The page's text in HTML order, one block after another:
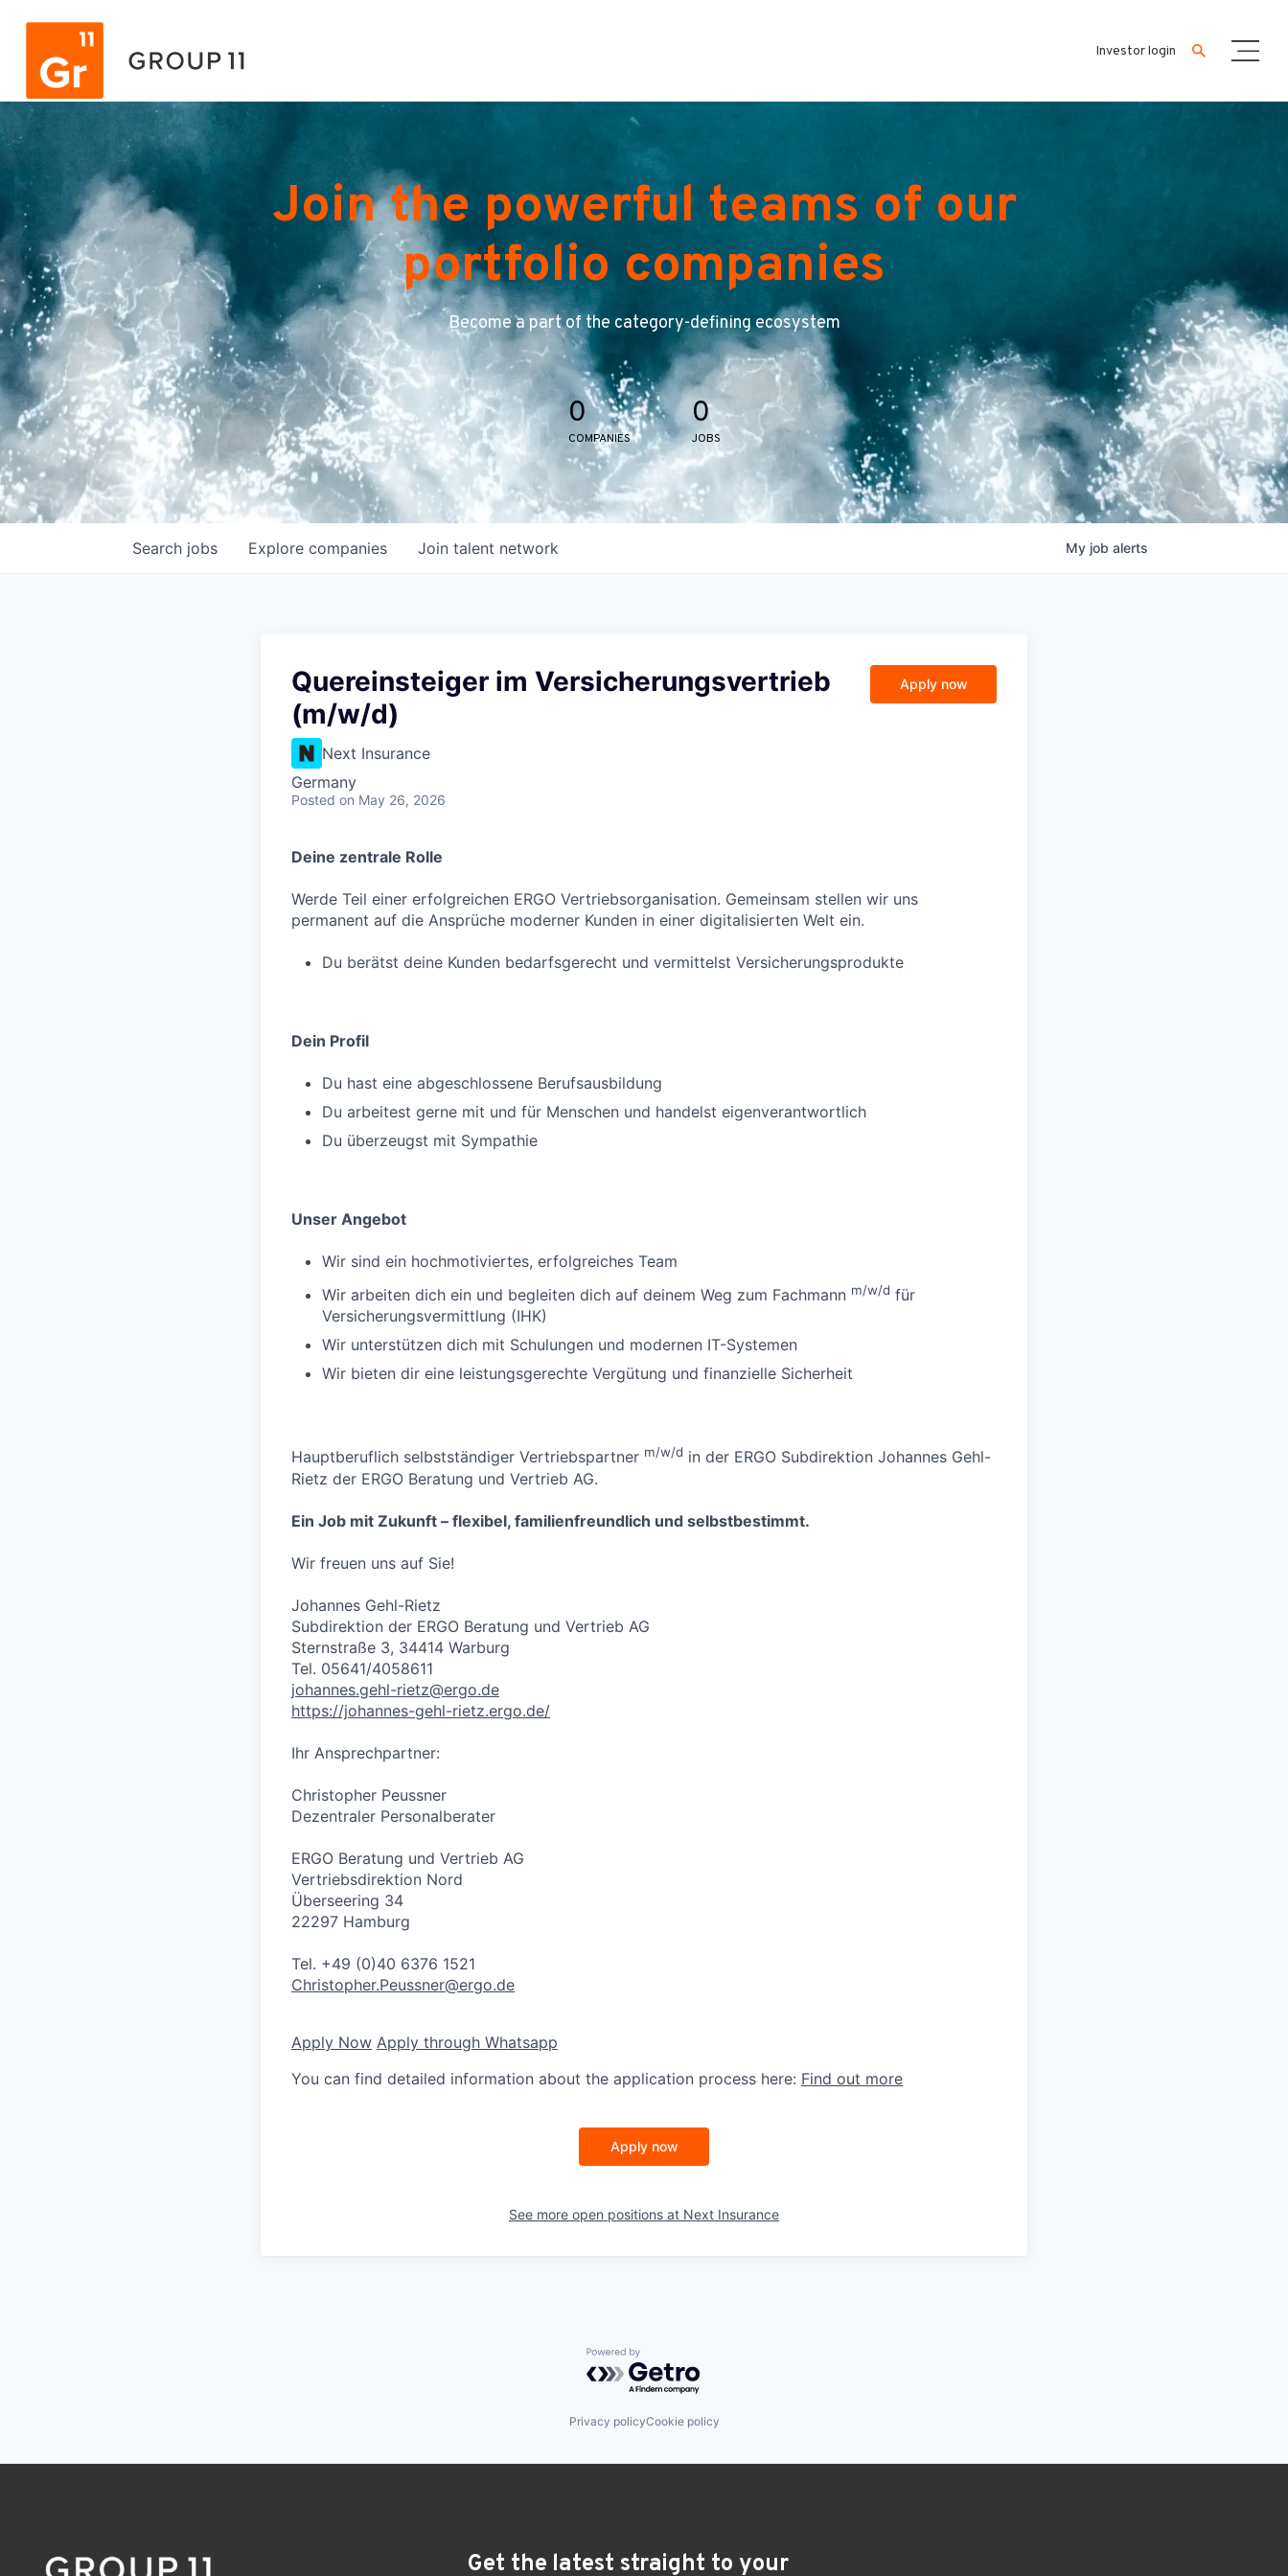
Investor login
Join the powerful teams of our
portfolio companies
Become a part of the category-defining ecosystem
0
COMPANIES
0
JOBS
Search jobs Explore companies Join talent network My job alerts
Quereinsteiger im Versicherungsvertrieb
(m/w/d)
Next Insurance
Germany
Posted on May 26, 2026
Apply now
Deine zentrale Rolle
Werde Teil einer erfolgreichen ERGO Vertriebsorganisation. Gemeinsam stellen wir uns
permanent auf die Ansprüche moderner Kunden in einer digitalisierten Welt ein.
Du berätst deine Kunden bedarfsgerecht und vermittelst Versicherungsprodukte
Dein Profil
Du hast eine abgeschlossene Berufsausbildung
Du arbeitest gerne mit und für Menschen und handelst eigenverantwortlich
Du überzeugst mit Sympathie
Unser Angebot
Wir sind ein hochmotiviertes, erfolgreiches Team
Wir arbeiten dich ein und begleiten dich auf deinem Weg zum Fachmann m/w/d für
Versicherungsvermittlung (IHK)
Wir unterstützen dich mit Schulungen und modernen IT-Systemen
Wir bieten dir eine leistungsgerechte Vergütung und finanzielle Sicherheit
Hauptberuflich selbstständiger Vertriebspartner m/w/d in der ERGO Subdirektion Johannes Gehl-
Rietz der ERGO Beratung und Vertrieb AG.
Ein Job mit Zukunft – flexibel, familienfreundlich und selbstbestimmt.
Wir freuen uns auf Sie!
Johannes Gehl-Rietz
Subdirektion der ERGO Beratung und Vertrieb AG
Sternstraße 3, 34414 Warburg
Tel. 05641/4058611
johannes.gehl-rietz@ergo.de
https://johannes-gehl-rietz.ergo.de/
Ihr Ansprechpartner:
Christopher Peussner
Dezentraler Personalberater
ERGO Beratung und Vertrieb AG
Vertriebsdirektion Nord
Überseering 34
22297 Hamburg
Tel. +49 (0)40 6376 1521
Christopher.Peussner@ergo.de
Apply Now Apply through Whatsapp
You can find detailed information about the application process here: Find out more
Apply now
See more open positions at Next Insurance
Powered by Getro.com
Privacy policyCookie policy
Get the latest straight to your